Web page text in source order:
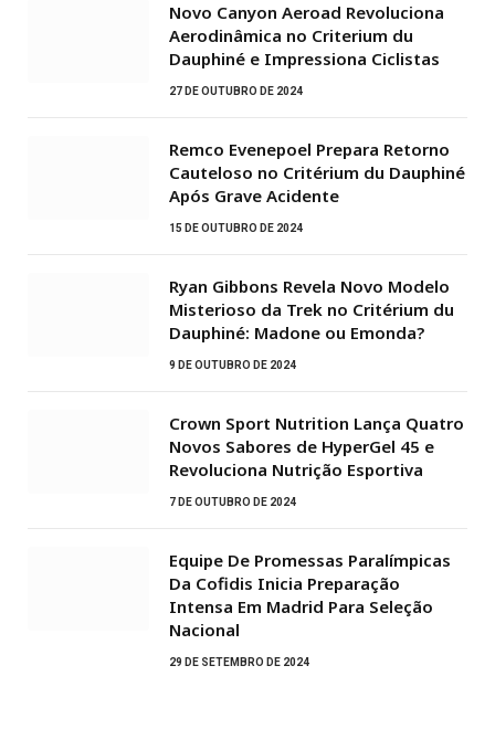
Novo Canyon Aeroad Revoluciona
Aerodinâmica no Criterium du
Dauphiné e Impressiona Ciclistas
27 DE OUTUBRO DE 2024
Remco Evenepoel Prepara Retorno
Cauteloso no Critérium du Dauphiné
Após Grave Acidente
15 DE OUTUBRO DE 2024
Ryan Gibbons Revela Novo Modelo
Misterioso da Trek no Critérium du
Dauphiné: Madone ou Emonda?
9 DE OUTUBRO DE 2024
Crown Sport Nutrition Lança Quatro
Novos Sabores de HyperGel 45 e
Revoluciona Nutrição Esportiva
7 DE OUTUBRO DE 2024
Equipe De Promessas Paralímpicas
Da Cofidis Inicia Preparação
Intensa Em Madrid Para Seleção
Nacional
29 DE SETEMBRO DE 2024